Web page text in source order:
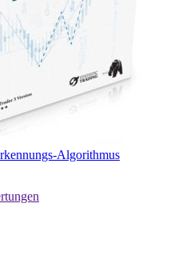
Algorithmus